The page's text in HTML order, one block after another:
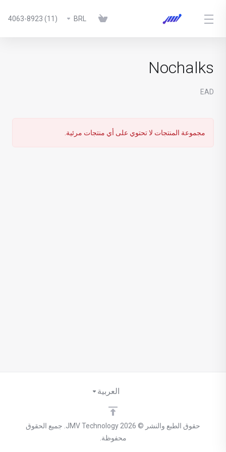
BRL
(11) 4063-8923
Nochalks
EAD
مجموعة المنتجات لا تحتوي على أي منتجات مرئية.
حقوق الطبع والنشر © 2026 JMV Technology. جميع الحقوق
محفوظة.
العربية